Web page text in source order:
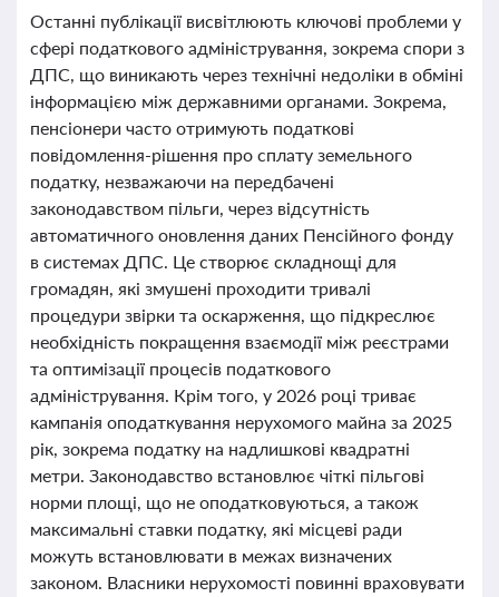
Останні публікації висвітлюють ключові проблеми у
сфері податкового адміністрування, зокрема спори з
ДПС, що виникають через технічні недоліки в обміні
інформацією між державними органами. Зокрема,
пенсіонери часто отримують податкові
повідомлення-рішення про сплату земельного
податку, незважаючи на передбачені
законодавством пільги, через відсутність
автоматичного оновлення даних Пенсійного фонду
в системах ДПС. Це створює складнощі для
громадян, які змушені проходити тривалі
процедури звірки та оскарження, що підкреслює
необхідність покращення взаємодії між реєстрами
та оптимізації процесів податкового
адміністрування. Крім того, у 2026 році триває
кампанія оподаткування нерухомого майна за 2025
рік, зокрема податку на надлишкові квадратні
метри. Законодавство встановлює чіткі пільгові
норми площі, що не оподатковуються, а також
максимальні ставки податку, які місцеві ради
можуть встановлювати в межах визначених
законом. Власники нерухомості повинні враховувати